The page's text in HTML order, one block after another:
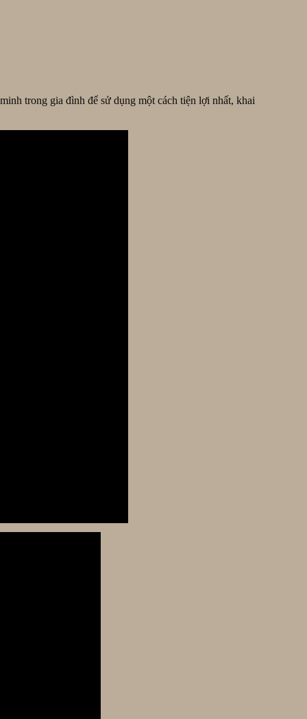
trong gia đình để sử dụng một cách tiện lợi nhất, khai